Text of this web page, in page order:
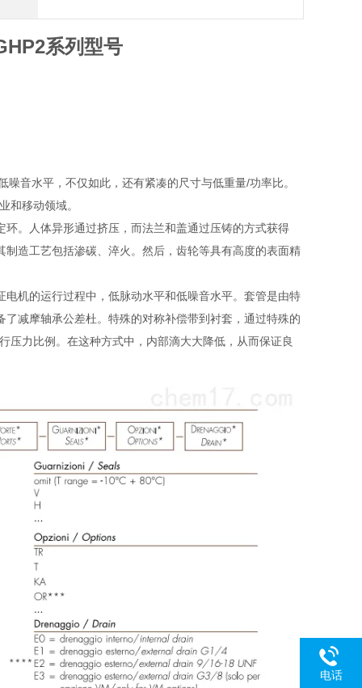
系列型号
音水平，不仅如此，还有紧凑的尺寸与低重量/功率比。
和移动领域。
。人体异形通过挤压，而法兰和盖通过压铸的方式获得
造工艺包括渗碳、淬火。然后，齿轮等具有高度的表面精
机的运行过程中，低脉动水平和低噪音水平。套管是由特
减摩轴承公差杜。特殊的对称补偿带到衬套，通过特殊的
压力比例。在这种方式中，内部滴大大降低，从而保证良
电话